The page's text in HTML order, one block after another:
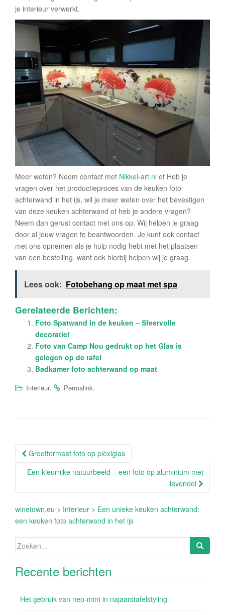
je interieur verwerkt.
Meer weten? Neem contact met Nikkel-art.nl of Heb je
vragen over het productieproces van de keuken foto
achterwand in het ijs, wil je meer weten over het bevestigen
van deze keuken achterwand of heb je andere vragen?
Neem dan gerust contact met ons op. Wij helpen je graag
door al jouw vragen te beantwoorden. Je kunt ook contact
met ons opnemen als je hulp nodig hebt met het plaatsen
van een bestelling, want ook hierbij helpen wij je graag.
Lees ook: Fotobehang op maat met spa
Gerelateerde Berichten:
Foto Spatwand in de keuken – Sfeervolle
decoratie!
Foto van Camp Nou gedrukt op het Glas is
gelegen op de tafel
Badkamer foto achterwand op maat
Interieur. Permalink.
Berichtnavigatie
Grootformaat foto op plexiglas
Een kleurrijke natuurbeeld – een foto op aluminium met
lavendel
winetown.eu > Interieur > Een unieke keuken achterwand:
een keuken foto achterwand in het ijs
Zoeken
Recente berichten
Het gebruik van neo-mint in najaarstafelstyling